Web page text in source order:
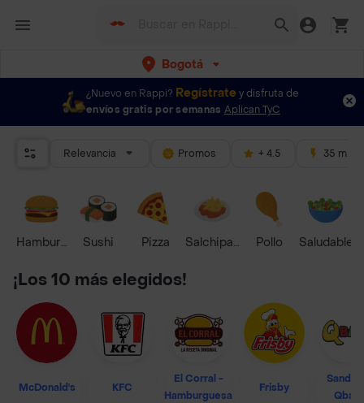
Bogotá
¿Nuevo en Rappi? Regístrate y disfruta de
envíos gratis por semanas Aplican TyC
Relevancia Promos + 4.5 35 mins
HamburguesaSushi Pizza Salchipapas Pollo Saludable
¡Los 10 más elegidos!
McDonald's KFC
El Corral -
Hamburguesa
Frisby